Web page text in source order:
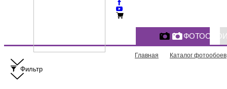
Главная Каталог фотообоев
Фильтр